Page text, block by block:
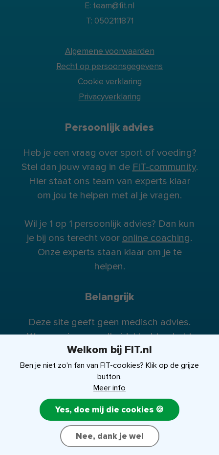
E: team@fit.nl
T: 0502111871
Algemene voorwaarden
Recht op persoonsgegevens
Cookie verklaring
Privacyverklaring
Persoonlijk advies
Heb je een vraag over sport of voeding?
Stel dan jouw vraag in de FIT-community.
Hier staat ons team van experts klaar
om jou te helpen met al je vragen.
Wil je 1 op 1 persoonlijk advies? Dan kun
je bij ons terecht voor online coaching.
Onze experts staan klaar om je te
helpen.
Belangrijk
Deze site geeft geen medisch advies.
Wanneer je gezondheidsklachten hebt
raden wij je te allen tijde aan contact op
te nemen met je huisarts (of eventueel
specialist).
FIT-shop Over ons
Welkom bij FIT.nl
Ben je niet zo'n fan van FIT-cookies? Klik op de grijze
button.
Meer info
Yes, doe mij die cookies 🍪
Nee, dank je wel